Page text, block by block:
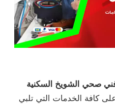
صحي الشويخ السكنية
كافة الخدمات التي تلبي